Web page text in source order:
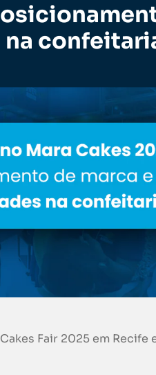
Fair 2025 em Recife